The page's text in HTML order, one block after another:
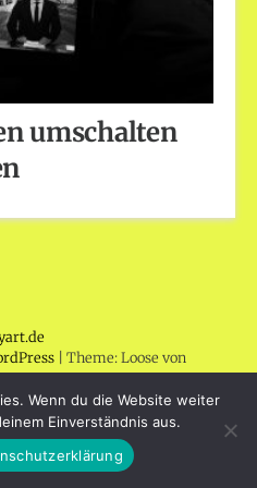
umschalten
| Theme: Loose von
.
Wenn du die Website weiter
Einverständnis aus.